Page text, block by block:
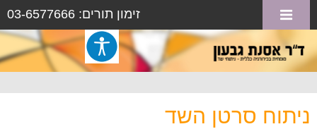
זימון תורים: 03-6577666
ניתוח סרטן השד